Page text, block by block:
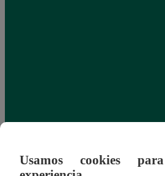
Usamos cookies